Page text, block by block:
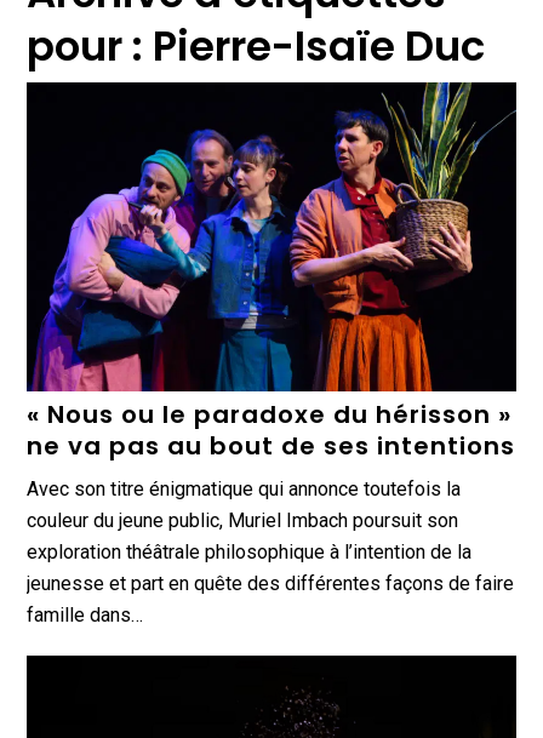
pour : Pierre-Isaïe Duc
« Nous ou le paradoxe du hérisson »
ne va pas au bout de ses intentions
Avec son titre énigmatique qui annonce toutefois la
couleur du jeune public, Muriel Imbach poursuit son
exploration théâtrale philosophique à l’intention de la
jeunesse et part en quête des différentes façons de faire
famille dans…